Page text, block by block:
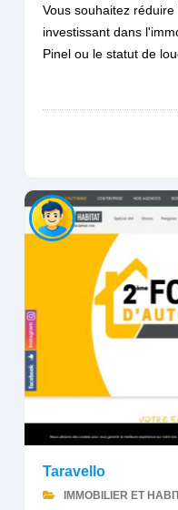
Vous souhaitez
investissant dans
Pinel ou le statut de
Taravello
IMMOBILIER ET